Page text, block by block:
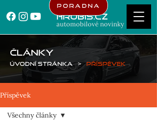
Hrubis.cz
automobilové novinky
Poradna
ČLÁNKY
Úvodní stránka > Příspěvek
Příspěvek
Všechny články